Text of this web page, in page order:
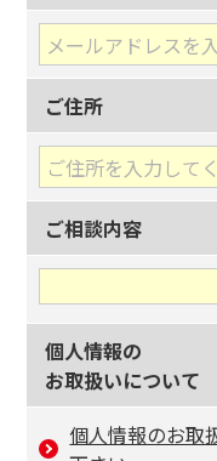
ご住所
ご相談内容
個人情報の
お取扱いについて
個人情報のお取